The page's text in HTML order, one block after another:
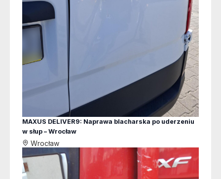
MAXUS DELIVER9: Naprawa blacharska po uderzeniu
w słup – Wrocław
Wrocław